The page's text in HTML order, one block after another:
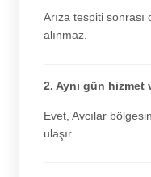
Arıza tespiti sonrası
alınmaz.
2. Aynı gün
Evet, Avcılar
ulaşır.